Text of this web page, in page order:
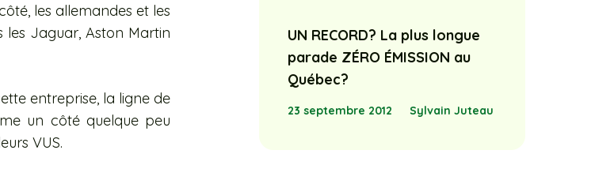
les allemandes et les
les Jaguar, Aston Martin
entreprise, la ligne de
un côté quelque peu
VUS.
UN RECORD? La plus longue
parade ZÉRO ÉMISSION au
Québec?
23 septembre 2012 Sylvain Juteau